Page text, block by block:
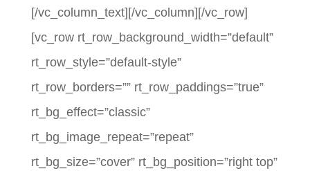
[/vc_column_text][/vc_column][/vc_row]
[vc_row rt_row_background_width=”default”
rt_row_style=”default-style”
rt_row_borders=”” rt_row_paddings=”true”
rt_bg_effect=”classic”
rt_bg_image_repeat=”repeat”
rt_bg_size=”cover” rt_bg_position=”right top”